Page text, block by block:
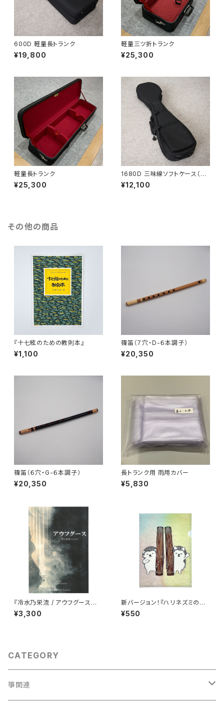
600D 軽量長トランク
¥19,800
軽量三ツ折トランク
¥25,300
軽量長トランク
¥25,300
1680D 三味線ソフトケース（津
軽用）
¥12,100
その他の商品
『十七絃のための教則本』
¥1,100
篠笛（７穴・D-６本調子）
¥20,350
篠笛（６穴・G-６本調子）
¥20,350
長トランク用 雨用カバー
¥5,830
『冷水乃栄流 / アウフグース
箏三重奏のための』五線譜＋縦
譜版
¥3,300
新バージョン！『ハリネズミのク
リマツ君』A4クリアファイル
¥550
CATEGORY
箏関連